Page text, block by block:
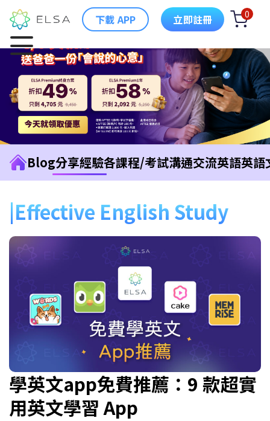
下載 APP 立即註冊 0
Blog分享經驗各課程/考試溝通交流英語英語
Effective English Study
學英文app免費推薦：9 款超實
用英文學習 App